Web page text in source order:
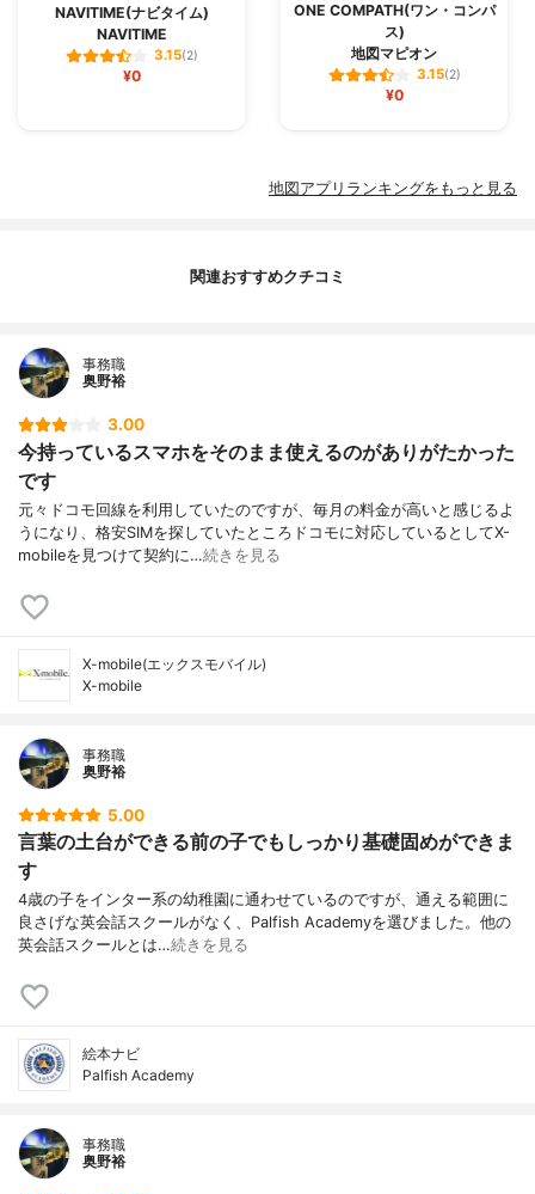
NAVITIME(ナビタイム)
NAVITIME
3.15(2)
¥0
ONE COMPATH(ワン・コンパ
ス)
地図マピオン
3.15(2)
¥0
地図アプリランキングをもっと見る
関連おすすめクチコミ
事務職
奥野裕
3.00
今持っているスマホをそのまま使えるのがありがたかった
です
元々ドコモ回線を利用していたのですが、毎月の料金が高いと感じるよ
うになり、格安SIMを探していたところドコモに対応しているとしてX-
mobileを見つけて契約に…続きを見る
X-mobile(エックスモバイル)
X-mobile
事務職
奥野裕
5.00
言葉の土台ができる前の子でもしっかり基礎固めができま
す
4歳の子をインター系の幼稚園に通わせているのですが、通える範囲に
良さげな英会話スクールがなく、Palfish Academyを選びました。他の
英会話スクールとは…続きを見る
絵本ナビ
Palfish Academy
事務職
奥野裕